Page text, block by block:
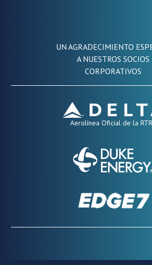
UN AGRADECIMIENTO
A NUESTROS SOCIOS
CORPORATIVOS
Aerolínea Oficial de la